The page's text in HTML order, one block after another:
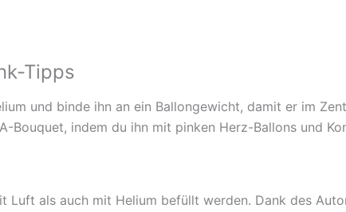
Tipps
und binde ihn an ein Ballongewicht, damit er im
Bouquet, indem du ihn mit pinken Herz-Ballons und
Luft als auch mit Helium befüllt werden. Dank des